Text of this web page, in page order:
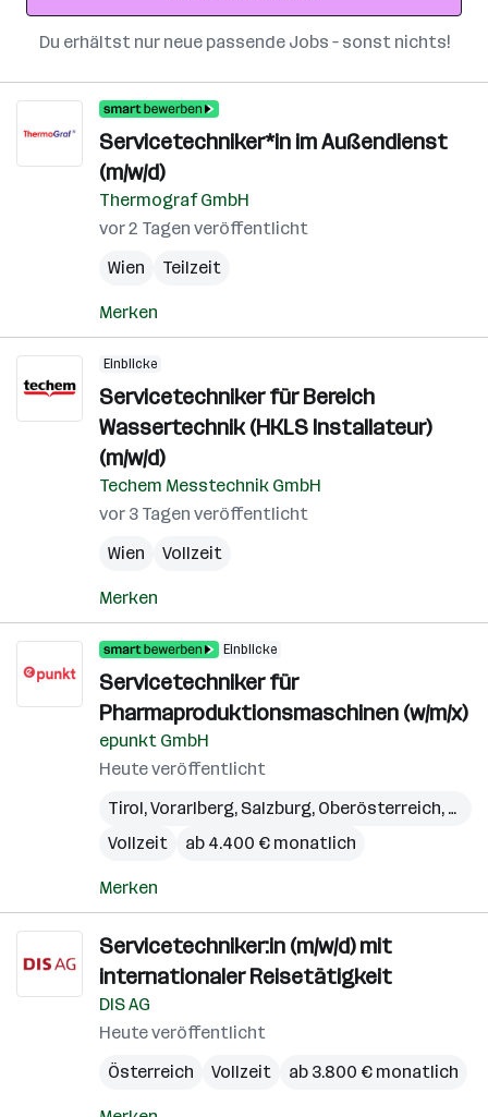
Du erhältst nur neue passende Jobs – sonst nichts!
Servicetechniker*in im Außendienst
(m/w/d)
Thermograf GmbH
vor 2 Tagen veröffentlicht
Wien
Teilzeit
Merken
Einblicke
Servicetechniker für Bereich
Wassertechnik (HKLS Installateur)
(m/w/d)
Techem Messtechnik GmbH
vor 3 Tagen veröffentlicht
Wien
Vollzeit
Merken
Einblicke
Servicetechniker für
Pharmaproduktionsmaschinen (w/m/x)
epunkt GmbH
Heute veröffentlicht
Tirol,Vorarlberg, Salzburg, Oberösterreich,
Vollzeit
ab 4.400 € monatlich
Merken
Servicetechniker:in (m/w/d) mit
internationaler Reisetätigkeit
DIS AG
Heute veröffentlicht
Österreich
Vollzeit ab 3.800 € monatlich